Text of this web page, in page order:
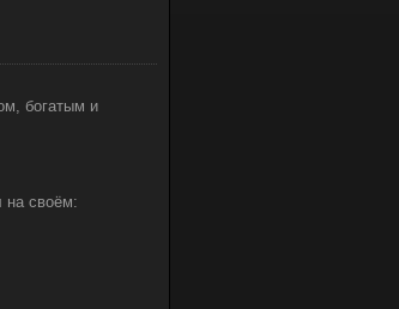
богатым и
на своём: